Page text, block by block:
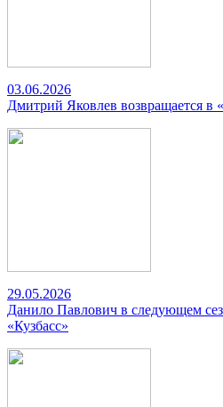
03.06.2026
Дмитрий Яковлев возвращается в
29.05.2026
Данило Павлович в следующем
«Кузбасс»